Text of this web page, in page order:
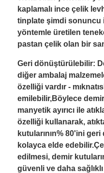
kaplamalı ince çelik
tinplate şimdi sonuncu
yöntemle üretilen
pastan çelik olan bir
Geri dönüştürülebilir:
diğer ambalaj
özelliği vardır -
emilebilir,Böylece
manyetik ayırıcı ile
özelliği kullanarak,
kutularının% 80'ini
kolayca elde
edilmesi, demir
güvenli ve daha